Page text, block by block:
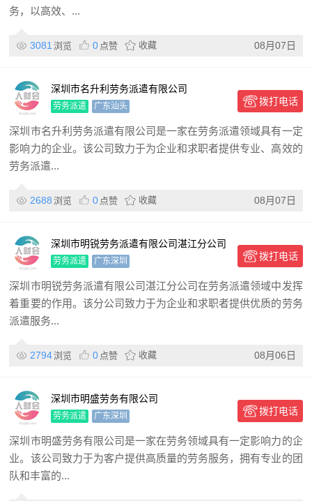
务，以高效、...
3081 浏览 0 点赞 收藏 08月07日
深圳市名升利劳务派遣有限公司
劳务派遣 广东汕头 拨打电话
深圳市名升利劳务派遣有限公司是一家在劳务派遣领域具有一定
影响力的企业。该公司致力于为企业和求职者提供专业、高效的
劳务派遣...
2688 浏览 0 点赞 收藏 08月07日
深圳市明锐劳务派遣有限公司湛江分公司
劳务派遣 广东深圳 拨打电话
深圳市明锐劳务派遣有限公司湛江分公司在劳务派遣领域中发挥
着重要的作用。该分公司致力于为企业和求职者提供优质的劳务
派遣服务...
2794浏览 0 点赞 收藏 08月06日
深圳市明盛劳务有限公司
劳务派遣 广东深圳 拨打电话
深圳市明盛劳务有限公司是一家在劳务领域具有一定影响力的企
业。该公司致力于为客户提供高质量的劳务服务，拥有专业的团
队和丰富的...